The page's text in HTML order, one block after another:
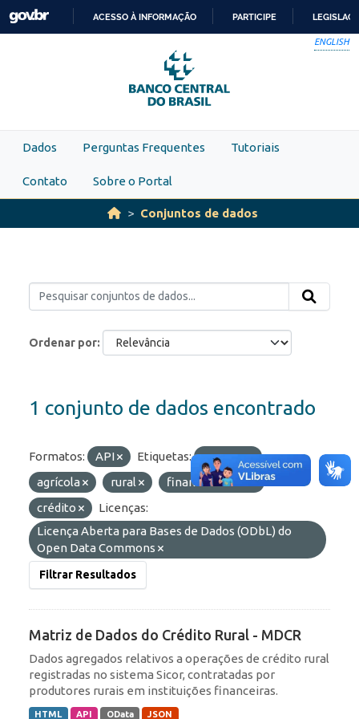
Skip to main content
PARA
O
CONTEÚDO
ACESSO À INFORMAÇÃO PARTICIPE
ENGLISH
Dados Perguntas Frequentes Tutoriais
Contato Sobre o Portal
Conjuntos de dados
Ordenar por
1 conjunto de dados encontrado
Formatos: API Etiquetas:
proagro
agrícola
rural
financiamento
crédito
Licenças:
Licença Aberta para Bases de Dados (ODbL) do
Open Data Commons
Filtrar Resultados
Matriz de Dados do Crédito Rural - MDCR
Dados agregados relativos a operações de crédito rural
registradas no sistema Sicor, contratadas por
produtores rurais em instituições financeiras.
HTML API OData JSON